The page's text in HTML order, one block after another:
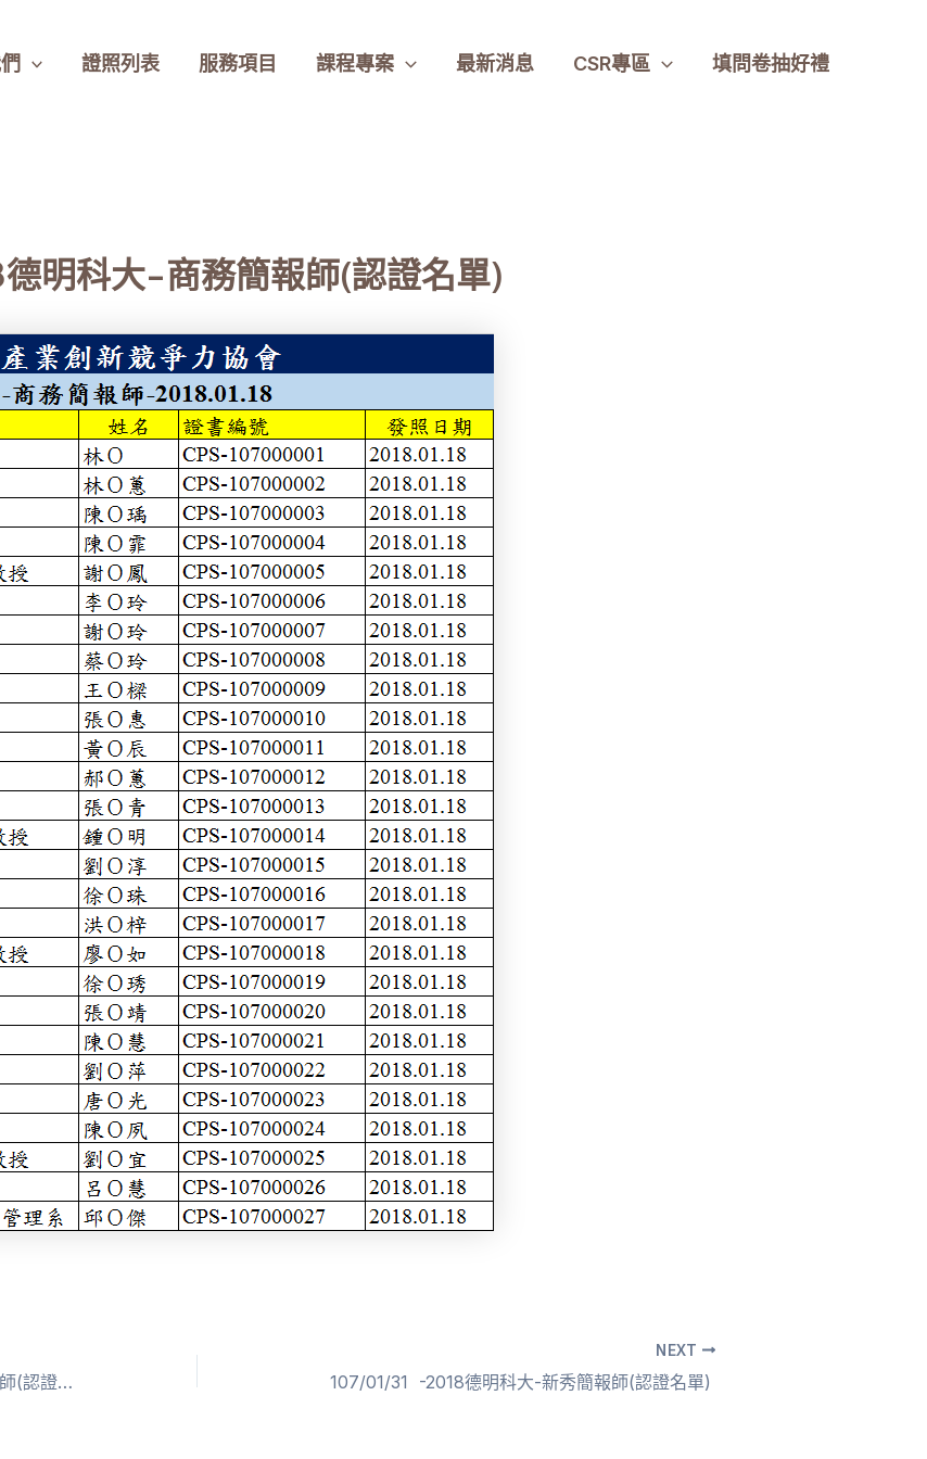
證照列表 服務項目 課程專案 最新消息 CSR專區 填問卷抽好禮
明科大-商務簡報師(認證名單)
108/04/12 -2018台北城市大學-新秀簡報師(認證名單)
NEXT
107/01/31 -2018德明科大-新秀簡報師(認證名單)